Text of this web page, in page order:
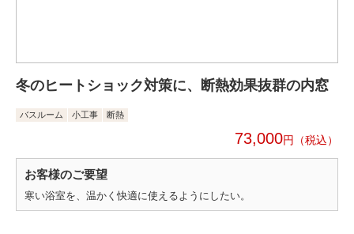
冬のヒートショック対策に、断熱効果抜群の内窓
バスルーム 小工事 断熱
73,000円
お客様のご要望
寒い浴室を、温かく快適に使えるようにしたい。